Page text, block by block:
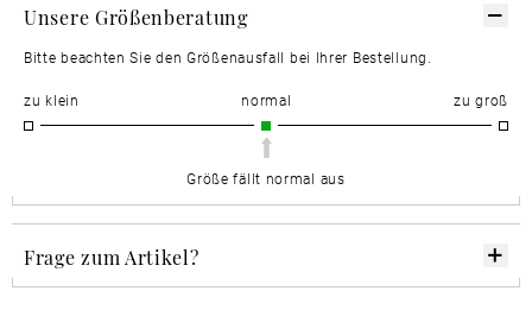
Unsere Größenberatung
Bitte beachten Sie den Größenausfall bei Ihrer Bestellung.
zu klein normal zu groß
Größe fällt normal aus
Frage zum Artikel?